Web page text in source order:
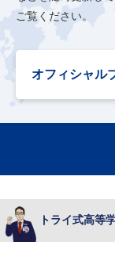
ご覧ください。
オフィシャル
トライ式高等